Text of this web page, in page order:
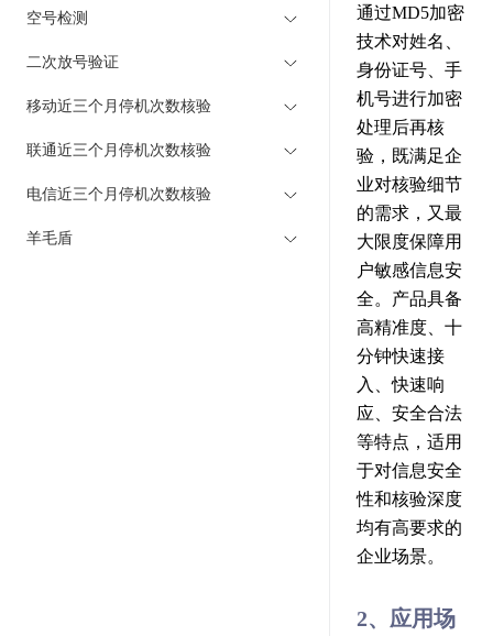
空号检测
二次放号验证
移动近三个月停机次数核验
联通近三个月停机次数核验
电信近三个月停机次数核验
羊毛盾
通过MD5加密
技术对姓名、
身份证号、手
机号进行加密
处理后再核
验，既满足企
业对核验细节
的需求，又最
大限度保障用
户敏感信息安
全。产品具备
高精准度、十
分钟快速接
入、快速响
应、安全合法
等特点，适用
于对信息安全
性和核验深度
均有高要求的
企业场景。
2、应用场